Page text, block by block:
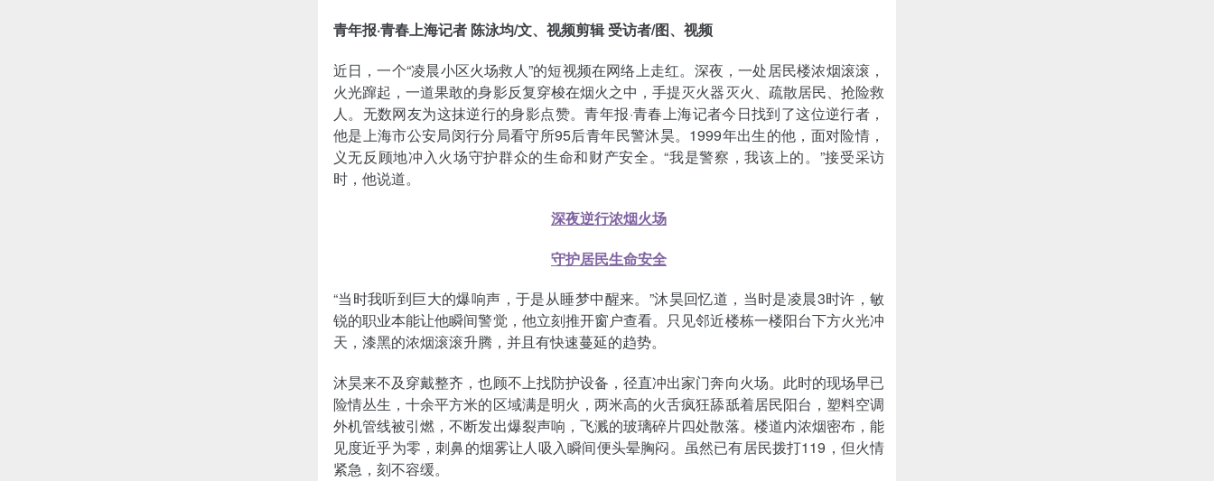
青年报·青春上海记者 陈泳均/文、视频剪辑 受访者/图、视频
近日，一个“凌晨小区火场救人”的短视频在网络上走红。深夜，一处居民楼浓烟滚滚，
火光蹿起，一道果敢的身影反复穿梭在烟火之中，手提灭火器灭火、疏散居民、抢险救
人。无数网友为这抹逆行的身影点赞。青年报·青春上海记者今日找到了这位逆行者，
他是上海市公安局闵行分局看守所95后青年民警沐昊。1999年出生的他，面对险情，
义无反顾地冲入火场守护群众的生命和财产安全。“我是警察，我该上的。”接受采访
时，他说道。
深夜逆行浓烟火场
守护居民生命安全
“当时我听到巨大的爆响声，于是从睡梦中醒来。”沐昊回忆道，当时是凌晨3时许，敏
锐的职业本能让他瞬间警觉，他立刻推开窗户查看。只见邻近楼栋一楼阳台下方火光冲
天，漆黑的浓烟滚滚升腾，并且有快速蔓延的趋势。
沐昊来不及穿戴整齐，也顾不上找防护设备，径直冲出家门奔向火场。此时的现场早已
险情丛生，十余平方米的区域满是明火，两米高的火舌疯狂舔舐着居民阳台，塑料空调
外机管线被引燃，不断发出爆裂声响，飞溅的玻璃碎片四处散落。楼道内浓烟密布，能
见度近乎为零，刺鼻的烟雾让人吸入瞬间便头晕胸闷。虽然已有居民拨打119，但火情
紧急，刻不容缓。